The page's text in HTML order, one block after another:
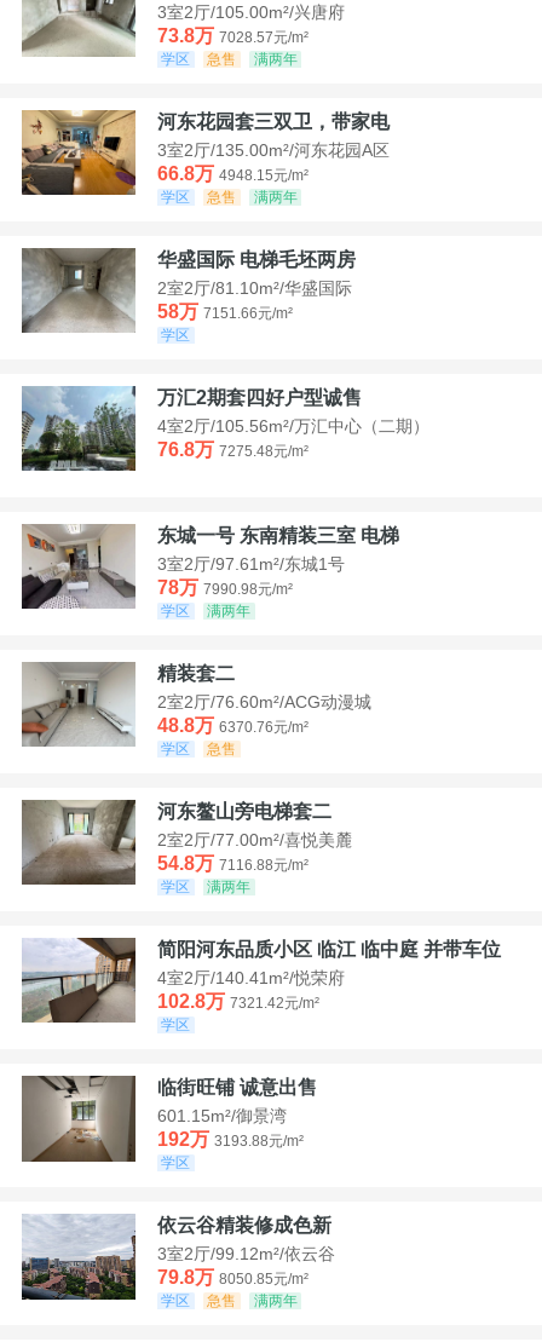
3室2厅/105.00m²/兴唐府
73.8万 7028.57元/m²
学区
急售 满两年
河东花园套三双卫，带家电
3室2厅/135.00m²/河东花园A区
66.8万 4948.15元/m²
学区
急售 满两年
华盛国际 电梯毛坯两房
2室2厅/81.10m²/华盛国际
58万 7151.66元/m²
学区
万汇2期套四好户型诚售
4室2厅/105.56m²/万汇中心（二期）
76.8万 7275.48元/m²
东城一号 东南精装三室 电梯
3室2厅/97.61m²/东城1号
78万 7990.98元/m²
学区
满两年
精装套二
2室2厅/76.60m²/ACG动漫城
48.8万 6370.76元/m²
学区
急售
河东鳌山旁电梯套二
2室2厅/77.00m²/喜悦美麓
54.8万 7116.88元/m²
学区
满两年
简阳河东品质小区 临江 临中庭 并带车位
4室2厅/140.41m²/悦荣府
102.8万 7321.42元/m²
学区
临街旺铺 诚意出售
601.15m²/御景湾
192万 3193.88元/m²
学区
依云谷精装修成色新
3室2厅/99.12m²/依云谷
79.8万 8050.85元/m²
学区
急售 满两年